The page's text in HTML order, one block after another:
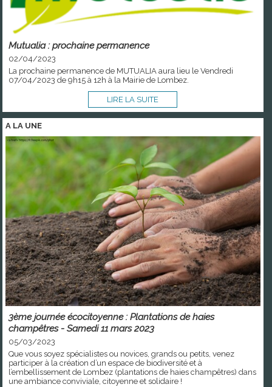
Mutualia : prochaine permanence
02/04/2023
La prochaine permanence de MUTUALIA aura lieu le Vendredi
07/04/2023 de 9h15 à 12h à la Mairie de Lombez.
LIRE LA SUITE
A LA UNE
3ème journée écocitoyenne : Plantations de haies
champêtres - Samedi 11 mars 2023
05/03/2023
Que vous soyez spécialistes ou novices, grands ou petits, venez
participer à la création d’un espace de biodiversité et à
l’embellissement de Lombez (plantations de haies champêtres) dans
une ambiance conviviale, citoyenne et solidaire !